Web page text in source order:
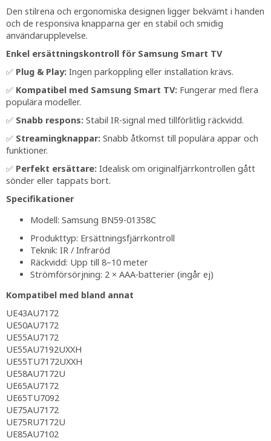
Den stilrena och ergonomiska designen ligger bekvämt i handen
och de responsiva knapparna ger en stabil och smidig
användarupplevelse.
Enkel ersättningskontroll för Samsung Smart TV
✅ Plug & Play: Ingen parkoppling eller installation krävs.
✅ Kompatibel med Samsung Smart TV: Fungerar med flera
populära modeller.
✅ Snabb respons: Stabil IR-signal med tillförlitlig räckvidd.
✅ Streamingknappar: Snabb åtkomst till populära appar och
funktioner.
✅ Perfekt ersättare: Idealisk om originalfjärrkontrollen gått
sönder eller tappats bort.
Specifikationer
Modell: Samsung BN59-01358C
Produkttyp: Ersättningsfjärrkontroll
Teknik: IR / Infraröd
Räckvidd: Upp till 8–10 meter
Strömförsörjning: 2 × AAA-batterier (ingår ej)
Kompatibel med bland annat
UE43AU7172
UE50AU7172
UE55AU7172
UE55AU7192UXXH
UE55TU7172UXXH
UE58AU7172U
UE65AU7172
UE65TU7092
UE75AU7172
UE75RU7172U
UE85AU7102